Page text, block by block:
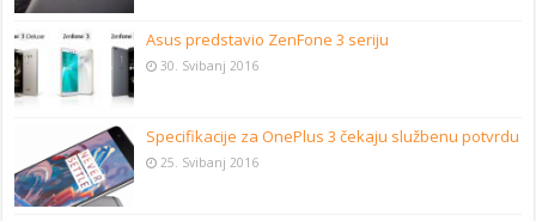
Asus predstavio ZenFone 3 seriju
30. Svibanj 2016
Specifikacije za OnePlus 3 čekaju službenu potvrdu
25. Svibanj 2016